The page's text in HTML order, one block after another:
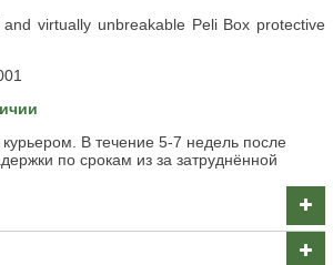
virtually unbreakable Peli Box protective
В течение 5-7 недель после
по срокам из за затруднённой